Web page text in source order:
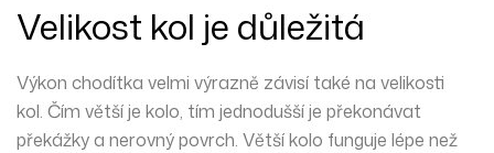
Velikost kol je důležitá
Výkon chodítka velmi výrazně závisí také na velikosti
kol. Čím větší je kolo, tím jednodušší je překonávat
překážky a nerovný povrch. Větší kolo funguje lépe než